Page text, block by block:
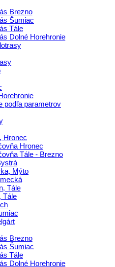
Brezno
Šumiac
Tále
Dolné Horehronie
podľa parametrov
Hronec
Hronec
Tále - Brezno
Mýto
Tále
Tále
Brezno
Šumiac
Tále
Dolné Horehronie